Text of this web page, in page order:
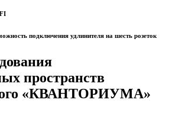
подключения удлинителя на шесть розеток
пространств
«КВАНТОРИУМА»